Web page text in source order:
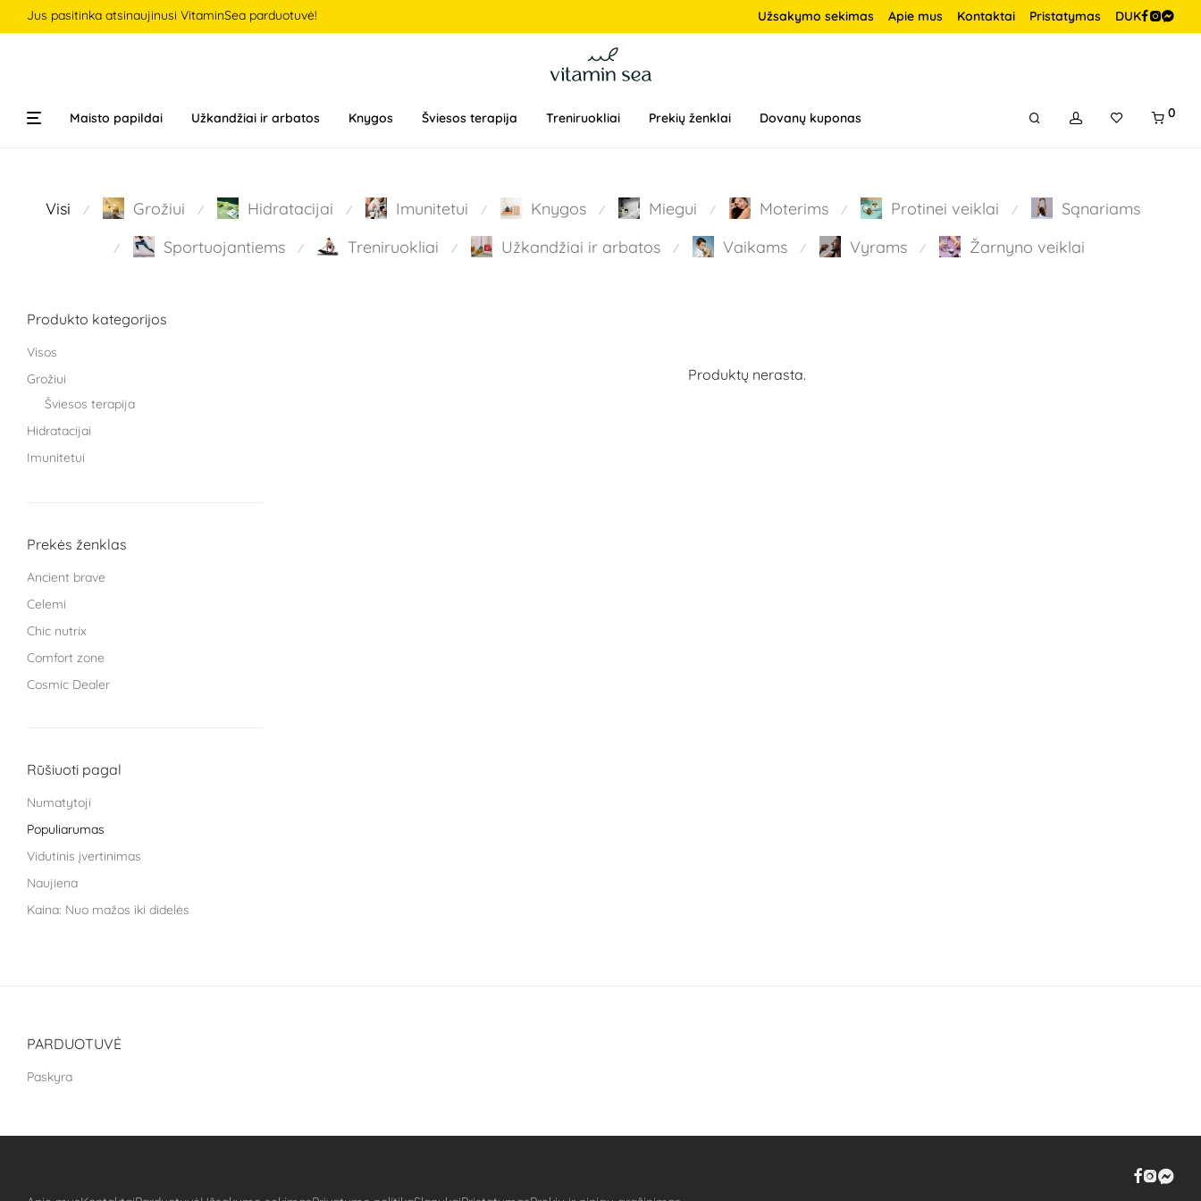
Jus pasitinka atsinaujinusi VitaminSea parduotuvė! Užsakymo sekimas Apie mus Kontaktai Pristatymas DUK
Maisto papildai Užkandžiai ir arbatos Knygos Šviesos terapija Treniruokliai Prekių ženklai Dovanų kuponas 0
Visi ⁄ Grožiui ⁄ Hidratacijai ⁄ Imunitetui ⁄ Knygos ⁄ Miegui ⁄ Moterims ⁄ Protinei veiklai ⁄ Sąnariams
⁄ Sportuojantiems ⁄ Treniruokliai ⁄ Užkandžiai ir arbatos ⁄ Vaikams ⁄ Vyrams ⁄ Žarnyno veiklai
Produkto kategorijos
Visos
Grožiui
Šviesos terapija
Hidratacijai
Imunitetui
Moterims
Prekės ženklas
Ancient brave
Celemi
Chic nutrix
Comfort zone
Cosmic Dealer
Kingsmith
The School of Life
VitaLibro
Well you
Rūšiuoti pagal
Numatytoji
Populiarumas
Vidutinis įvertinimas
Naujiena
Kaina: Nuo mažos iki didelės
Produktų nerasta.
PARDUOTUVĖ
Paskyra